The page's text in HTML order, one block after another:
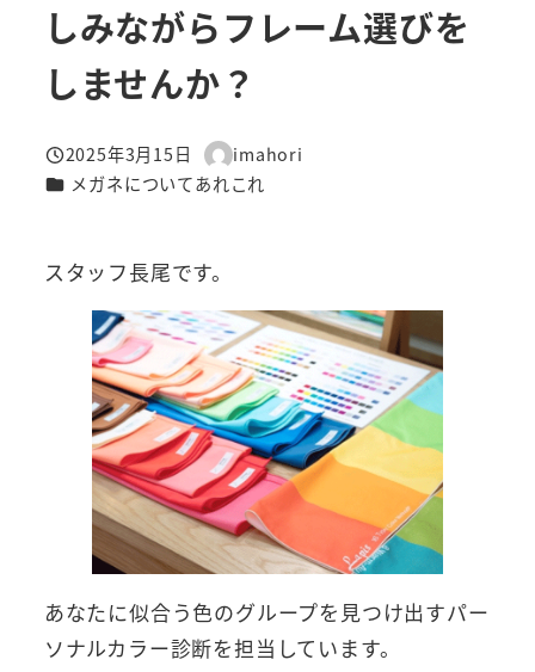
しみながらフレーム選びを
しませんか？
投稿日
2025年3月15日
著
者
imahori
カテゴリー
メガネについてあれこれ
スタッフ長尾です。
あなたに似合う色のグループを見つけ出すパー
ソナルカラー診断を担当しています。